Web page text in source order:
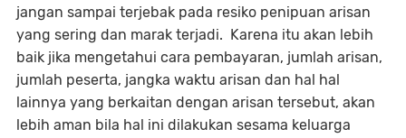
jangan sampai terjebak pada resiko penipuan arisan
yang sering dan marak terjadi. Karena itu akan lebih
baik jika mengetahui cara pembayaran, jumlah arisan,
jumlah peserta, jangka waktu arisan dan hal hal
lainnya yang berkaitan dengan arisan tersebut, akan
lebih aman bila hal ini dilakukan sesama keluarga